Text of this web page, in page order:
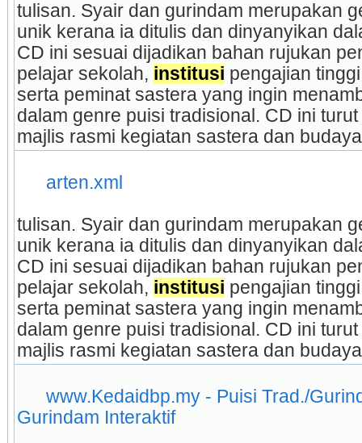
tulisan. Syair dan gurindam merupakan
unik kerana ia ditulis dan dinyanyikan
CD ini sesuai dijadikan bahan rujukan
pelajar sekolah, institusi pengajian
serta peminat sastera yang ingin
dalam genre puisi tradisional. CD ini
majlis rasmi kegiatan sastera dan
arten.xml
tulisan. Syair dan gurindam merupakan
unik kerana ia ditulis dan dinyanyikan
CD ini sesuai dijadikan bahan rujukan
pelajar sekolah, institusi pengajian
serta peminat sastera yang ingin
dalam genre puisi tradisional. CD ini
majlis rasmi kegiatan sastera dan
www.Kedaidbp.my - Puisi Trad./
Gurindam Interaktif